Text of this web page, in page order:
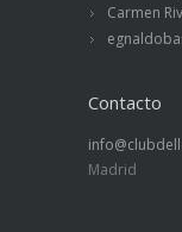
Carmen
Contacto
Madrid